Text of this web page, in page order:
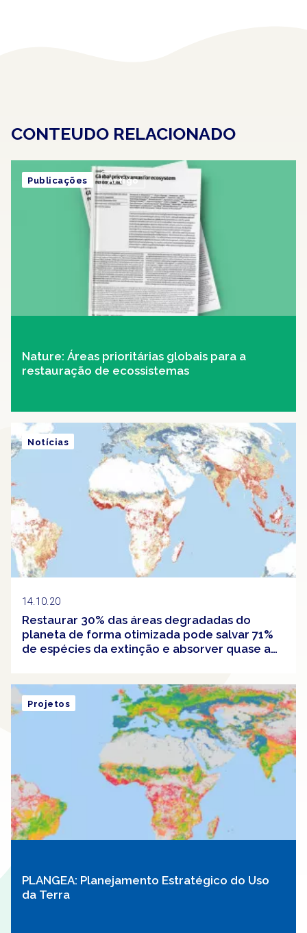
CONTEUDO RELACIONADO
Nature: Áreas prioritárias globais para a
restauração de ecossistemas
Publicações Artigo
14.10.20
Restaurar 30% das áreas degradadas do
planeta de forma otimizada pode salvar 71%
de espécies da extinção e absorver quase a
Notícias
PLANGEA: Planejamento Estratégico do Uso
da Terra
Projetos